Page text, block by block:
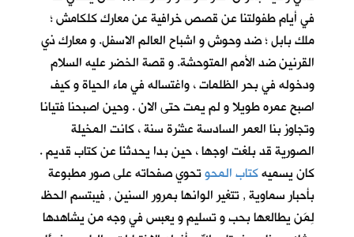
في أيام طفولتنا عن قصص خرافية عن معارك كلكامش ؛
ملك بابل ؛ ضد وحوش و اشباح العالم الاسفل. و معارك ذي
القرنين ضد الأمم المتوحشة. و قصة الخضر عليه السلام
ودخوله في بحر الظلمات ، واغتساله في ماء الحياة و كيف
اصبح عمره طويلا و لم يمت حتى الان . وحين اصبحنا فتيانا
وتجاوز بنا العمر السادسة عشْرة سنة ، كانت المخيلة
الصورية قد بلغت اوجها ، حين بدا يحدثنا عن كتاب قديم .
كان يسميهكتاب المحوتحوي صفحاته على صور مطبوعة
بأحبار سماوية , تتغير الوانها بمرور السنين , فيبتسم الحظ
لِمَن يطالعها بحب و تسليم و يعبس في وجه من يشاهدها